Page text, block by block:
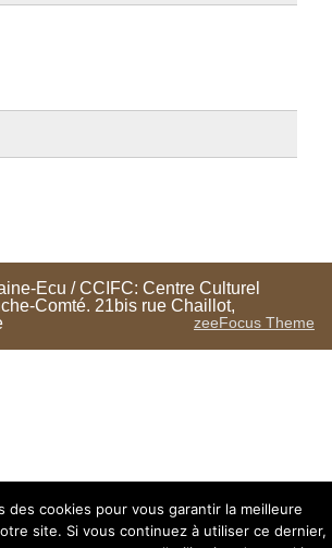
Ecu / CCIFC: Centre Culturel
Comté. 21bis rue Chaillot,
zeeFocus Theme
des cookies pour vous garantir la meilleure
site. Si vous continuez à utiliser ce dernier,